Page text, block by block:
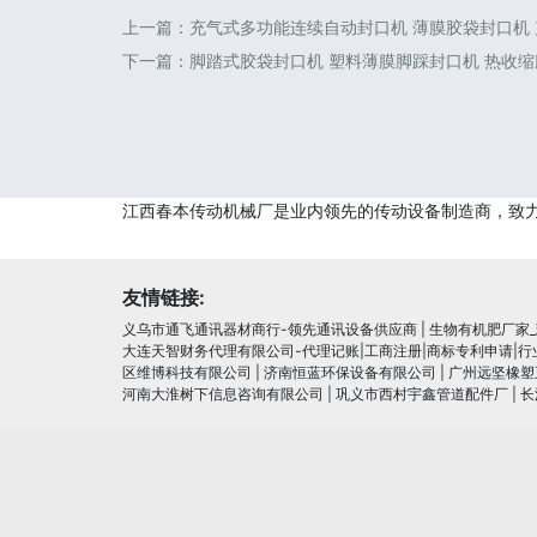
上一篇： 充气式多功能连续自动封口机 薄膜胶袋封口机
下一篇： 脚踏式胶袋封口机 塑料薄膜脚踩封口机 热收
江西春本传动机械厂是业内领先的传动设备制造商，
友情链接:
义乌市通飞通讯器材商行-领先通讯设备供应商
生物有机肥厂家
大连天智财务代理有限公司-代理记账|工商注册|商标专利申请|行
区维博科技有限公司
济南恒蓝环保设备有限公司
广州远坚橡
河南大淮树下信息咨询有限公司
巩义市西村宇鑫管道配件厂